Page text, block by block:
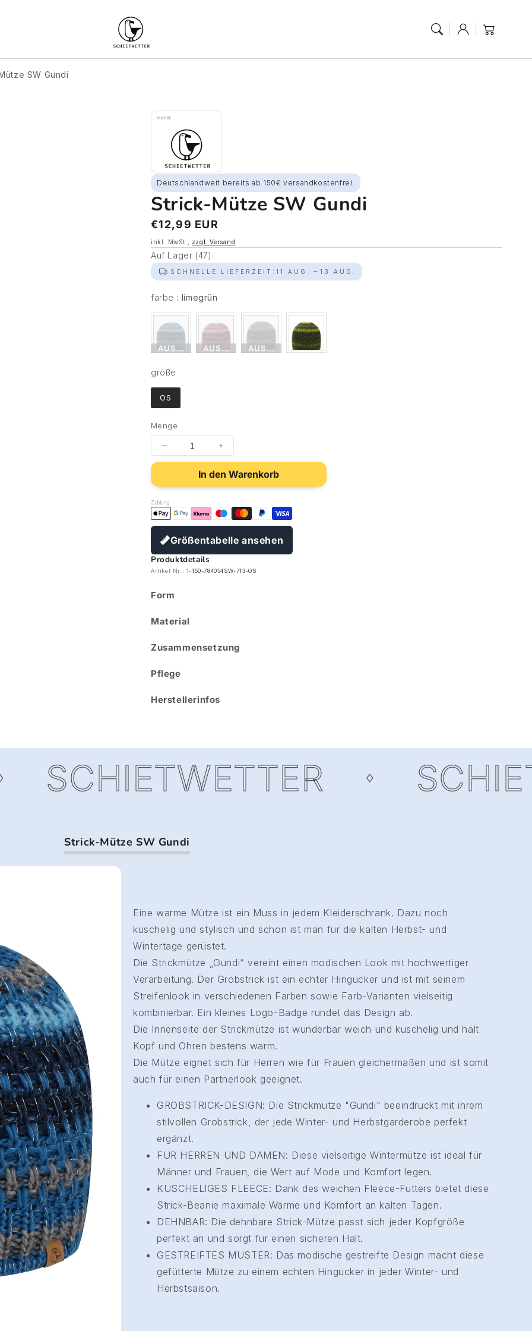
AnmeldenWarenkorb
SW Gundi
MARKE
Deutschlandweit bereits ab 150€ versandkostenfrei.
Strick-Mütze SW Gundi
Normaler
Preis
€12,99 EUR
inkl. MwSt., zzgl. Versand
Auf Lager (47)
SCHNELLE LIEFERZEIT: 11 AUG. 13 AUG.
farbe : limegrün
AUSVERKAUFTAUSVERKAUFTAUSVERKAUFT
größe
größe
OS
Menge
In den Warenkorb
Zahlung
Größentabelle ansehen
Produktdetails
Artikel Nr.: 1-150-784054SW-713-OS
Form
Material
Zusammensetzung
Pflege
Herstellerinfos
Strick-Mütze SW Gundi
Eine warme Mütze ist ein Muss in jedem Kleiderschrank. Dazu noch
kuschelig und stylisch und schon ist man für die kalten Herbst- und
Wintertage gerüstet.
Die Strickmütze „Gundi“ vereint einen modischen Look mit hochwertiger
Verarbeitung. Der Grobstrick ist ein echter Hingucker und ist mit seinem
Streifenlook in verschiedenen Farben sowie Farb-Varianten vielseitig
kombinierbar. Ein kleines Logo-Badge rundet das Design ab.
Die Innenseite der Strickmütze ist wunderbar weich und kuschelig und hält
Kopf und Ohren bestens warm.
Die Mütze eignet sich für Herren wie für Frauen gleichermaßen und ist somit
auch für einen Partnerlook geeignet.
GROBSTRICK-DESIGN: Die Strickmütze "Gundi" beeindruckt mit ihrem
stilvollen Grobstrick, der jede Winter- und Herbstgarderobe perfekt
ergänzt.
FÜR HERREN UND DAMEN: Diese vielseitige Wintermütze ist ideal für
Männer und Frauen, die Wert auf Mode und Komfort legen.
KUSCHELIGES FLEECE: Dank des weichen Fleece-Futters bietet diese
Strick-Beanie maximale Wärme und Komfort an kalten Tagen.
DEHNBAR: Die dehnbare Strick-Mütze passt sich jeder Kopfgröße
perfekt an und sorgt für einen sicheren Halt.
GESTREIFTES MUSTER: Das modische gestreifte Design macht diese
gefütterte Mütze zu einem echten Hingucker in jeder Winter- und
Herbstsaison.